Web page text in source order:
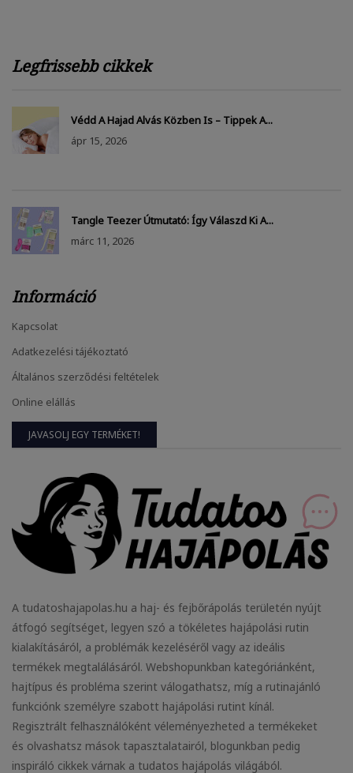
A tudatoshajapolas.hu a haj- és fejbőrápolás területén nyújt
átfogó segítséget, legyen szó a tökéletes hajápolási rutin
kialakításáról, a problémák kezeléséről vagy az ideális
termékek megtalálásáról. Webshopunkban kategóriánként,
hajtípus és probléma szerint válogathatsz, míg a rutinajánló
funkciónk személyre szabott hajápolási rutint kínál.
Regisztrált felhasználóként véleményezheted a termékeket
és olvashatsz mások tapasztalatairól, blogunkban pedig
inspiráló cikkek várnak a tudatos hajápolás világából.
Legfrissebb cikkek
Védd A Hajad Alvás Közben Is – Tippek A...
ápr 15, 2026
Tangle Teezer Útmutató: Így Válaszd Ki A...
márc 11, 2026
Információ
Kapcsolat
Adatkezelési tájékoztató
Általános szerződési feltételek
Online elállás
JAVASOLJ EGY TERMÉKET!